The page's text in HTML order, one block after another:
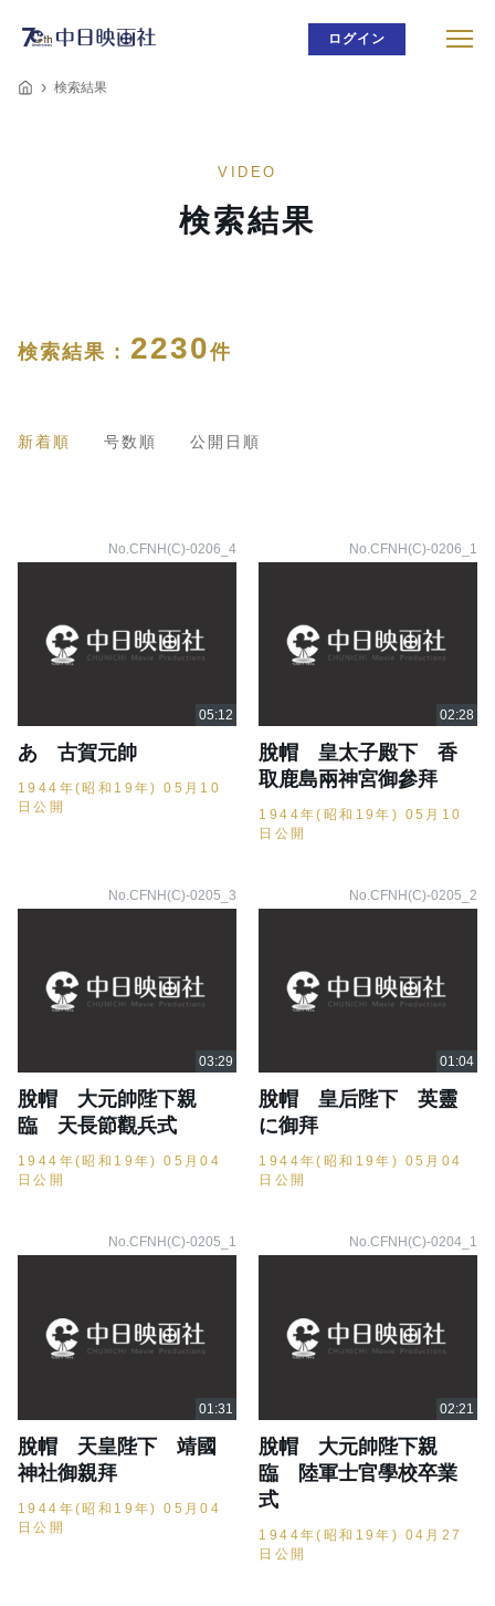
ログイン
検索結果
VIDEO
検索結果
検索結果 : 2230件
新着順 号数順 公開日順
No.CFNH(C)-0206_4
あゝ古賀元帥
1944年(昭和19年) 05月10
日公開
No.CFNH(C)-0206_1
脫帽 皇太子殿下 香
取鹿島兩神宮御參拜
1944年(昭和19年) 05月10
日公開
No.CFNH(C)-0205_3
脫帽 大元帥陛下親
臨 天長節觀兵式
1944年(昭和19年) 05月04
日公開
No.CFNH(C)-0205_2
脫帽 皇后陛下 英靈
に御拜
1944年(昭和19年) 05月04
日公開
No.CFNH(C)-0205_1
脫帽 天皇陛下 靖國
神社御親拜
1944年(昭和19年) 05月04
日公開
No.CFNH(C)-0204_1
脫帽 大元帥陛下親
臨 陸軍士官學校卒業
式
1944年(昭和19年) 04月27
日公開